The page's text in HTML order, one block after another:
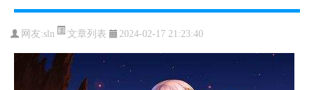
网友:sln 文章列表 2024-02-17 21:23:40